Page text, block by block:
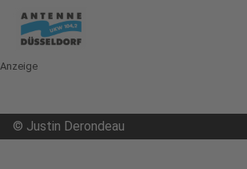
Anzeige
© Justin Derondeau